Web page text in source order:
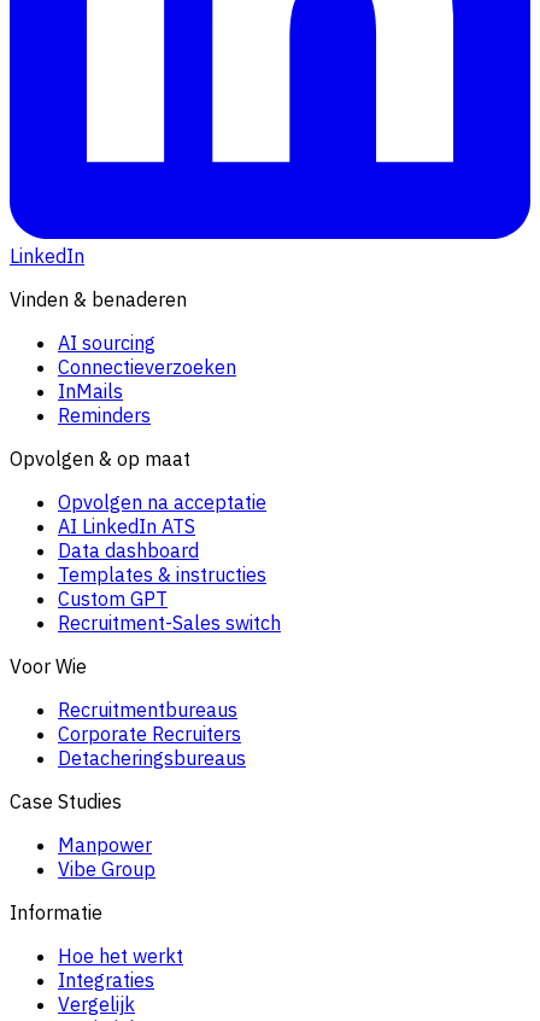
LinkedIn
Vinden & benaderen
AI sourcing
Connectieverzoeken
InMails
Reminders
Opvolgen & op maat
Opvolgen na acceptatie
AI LinkedIn ATS
Data dashboard
Templates & instructies
Custom GPT
Recruitment-Sales switch
Voor Wie
Recruitmentbureaus
Corporate Recruiters
Detacheringsbureaus
Case Studies
Manpower
Vibe Group
Informatie
Hoe het werkt
Integraties
Vergelijk